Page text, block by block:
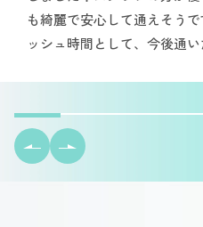
も綺麗で安心して通えそう
ッシュ時間として、今後通